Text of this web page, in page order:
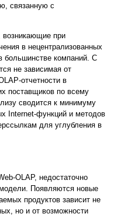
связанную с
возникающие при
в нецентрализованных
большинстве компаний. С
не зависимая от
отчетности в
поставщиков по всему
сводится к минимуму
Internet-функций и методов
для углубления в
OLAP, недостаточно
Появляются новые
продуктов зависит не
но и от возможности